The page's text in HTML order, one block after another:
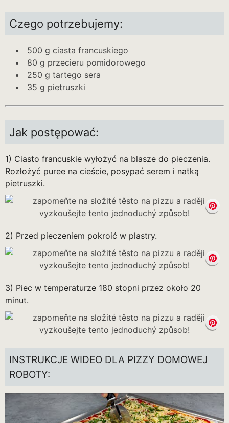
Czego potrzebujemy:
500 g ciasta francuskiego
80 g przecieru pomidorowego
250 g tartego sera
35 g pietruszki
Jak postępować:
1) Ciasto francuskie wyłożyć na blasze do pieczenia.
Rozłożyć puree na cieście, posypać serem i natką
pietruszki.
2) Przed pieczeniem pokroić w plastry.
3) Piec w temperaturze 180 stopni przez około 20
minut.
INSTRUKCJE WIDEO DLA PIZZY DOMOWEJ
ROBOTY: